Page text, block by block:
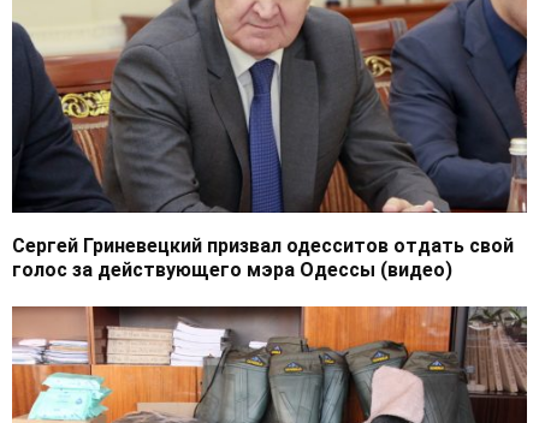
Сергей Гриневецкий призвал одесситов отдать свой
голос за действующего мэра Одессы (видео)